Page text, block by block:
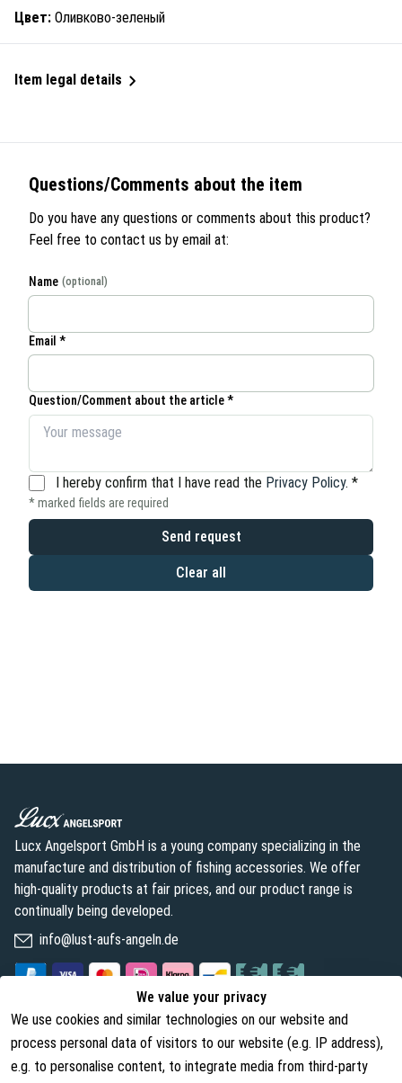
Цвет: Оливково-зеленый
Item legal details
Questions/Comments about the item
Do you have any questions or comments about this product?
Feel free to contact us by email at:
Name (optional)
Email *
Question/Comment about the article *
I hereby confirm that I have read the Privacy Policy. *
* marked fields are required
Clear all
Send request
We value your privacy
We use cookies and similar technologies on our website and
process personal data of visitors to our website (e.g. IP address),
e.g. to personalise content, to integrate media from third-party
Lucx Angelsport GmbH is a young company specializing in the
manufacture and distribution of fishing accessories. We offer
high-quality products at fair prices, and our product range is
continually being developed.
info@lust-aufs-angeln.de
Legal
Terms and Conditions
About us
About Us